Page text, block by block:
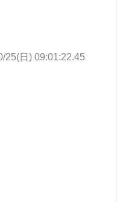
25(日) 09:01:22.45